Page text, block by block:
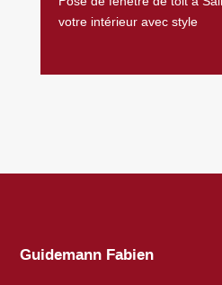
votre intérieur avec style
Guidemann Fabien